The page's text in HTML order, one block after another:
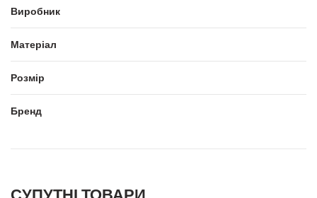
Виробник
Матеріал
Розмір
Бренд